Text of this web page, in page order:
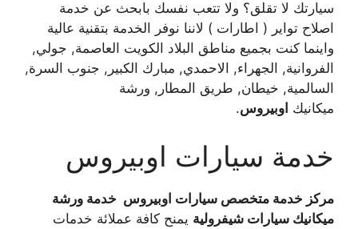
سيارتك لا تقلق؟ ولا تتعب نفسك بابحث عن خدمة
اصلاح تواير ( اطارات ) لاننا نوفر الخدمة بتقنية عالية
واينما كنت بجميع مناطق البلاد الكويت العاصمة, جولي,
الفروانية, الجهراء, الاحمدي, مبارك الكبير, جنوب السرة,
السالمية, خيطان, طريق المطار, ورشة
ميكانيك اوبيروس.
خدمة سيارات اوبيروس
مركز خدمة متخصص سيارات اوبيروس خدمة ورشة
ميكانيك سيارات شيفرولية يمنح كافة عملائة خدمات